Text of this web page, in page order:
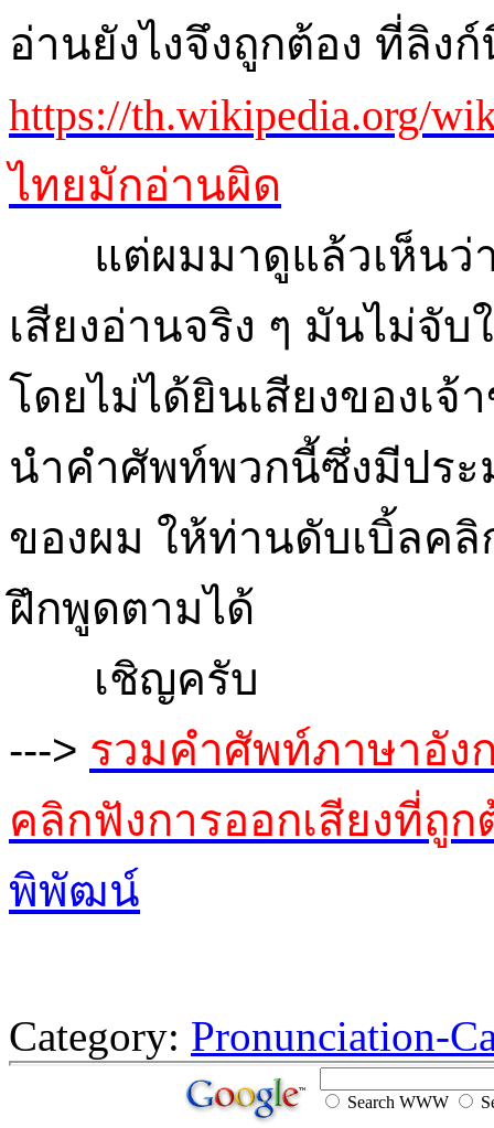
อ่านยังไงจึงถูกต้อง ที่ลิง
https://th.wikipedia.org/
ไทยมักอ่านผิด
แต่ผมมาดูแล้วเห็นว่า
เสียงอ่านจริง ๆ มันไม่จับ
โดยไม่ได้ยินเสียงของเจ้
นำคำศัพท์พวกนี้ซึ่งมีประ
ของผม ให้ท่านดับเบิ้ลคลิ
ฝึกพูดตามได้
เชิญครับ
---> รวมคำศัพท์ภาษาอัง
คลิกฟังการออกเสียงที่ถูก
พิพัฒน์
Category: Pronunciation-
Search WWW